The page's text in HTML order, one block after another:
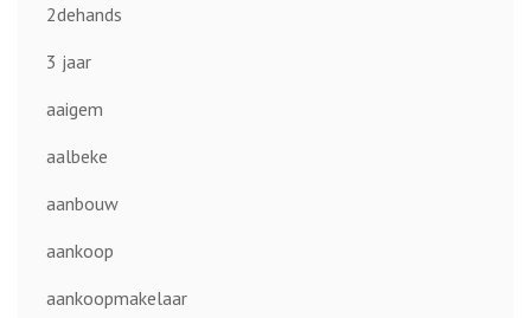
2dehands
3 jaar
aaigem
aalbeke
aanbouw
aankoop
aankoopmakelaar